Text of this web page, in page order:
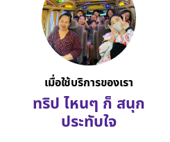
เมื่อใช้บริการของเรา
ทริป ไหนๆ ก็ สนุก
ประทับใจ